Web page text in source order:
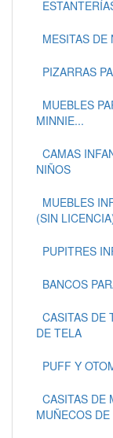
MESITAS DE
PIZARRAS
MUEBLES
MINNIE...
CAMAS
NIÑOS
MUEBLES
(SIN
PUPITRES
BANCOS
CASITAS DE
DE TELA
PUFF Y
CASITAS DE
MUÑECOS